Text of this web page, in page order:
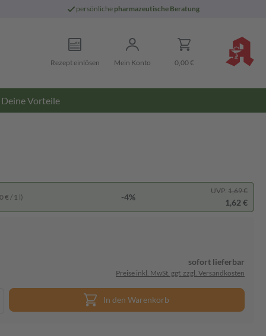
persönliche pharmazeutische Beratung
Rezept einlösen Mein Konto 0,00 €
Deine Vorteile
€ / 1 l) -4%
UVP: 1,69 €
1,62 €
sofort lieferbar
Preise inkl. MwSt. ggf. zzgl. Versandkosten
In den Warenkorb